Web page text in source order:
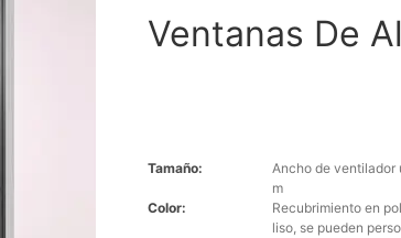
Ventanas De
Tamaño:
Ancho de
m
Color:
Recubrimiento en
liso, se pueden